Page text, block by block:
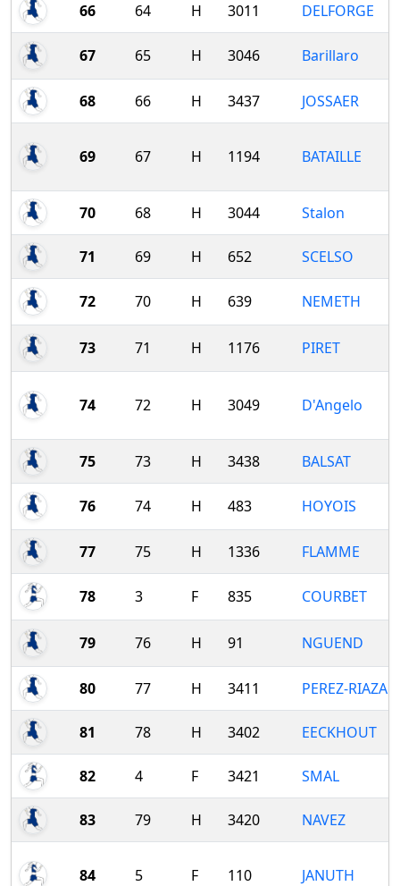
66 64 H 3011 DELFORGE
67 65 H 3046 Barillaro
68 66 H 3437 JOSSAER
69 67 H 1194 BATAILLE
70 68 H 3044 Stalon
71 69 H 652 SCELSO
72 70 H 639 NEMETH
73 71 H 1176 PIRET
74 72 H 3049 D'Angelo
75 73 H 3438 BALSAT
76 74 H 483 HOYOIS
77 75 H 1336 FLAMME
78 3 F 835 COURBET
79 76 H 91 NGUEND
80 77 H 3411 PEREZ-RIAZA
81 78 H 3402 EECKHOUT
82 4 F 3421 SMAL
83 79 H 3420 NAVEZ
84 5 F 110 JANUTH